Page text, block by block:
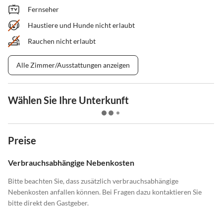
Fernseher
Haustiere und Hunde nicht erlaubt
Rauchen nicht erlaubt
Alle Zimmer/Ausstattungen anzeigen
Wählen Sie Ihre Unterkunft
Preise
Verbrauchsabhängige Nebenkosten
Bitte beachten Sie, dass zusätzlich verbrauchsabhängige
Nebenkosten anfallen können. Bei Fragen dazu kontaktieren Sie
bitte direkt den Gastgeber.